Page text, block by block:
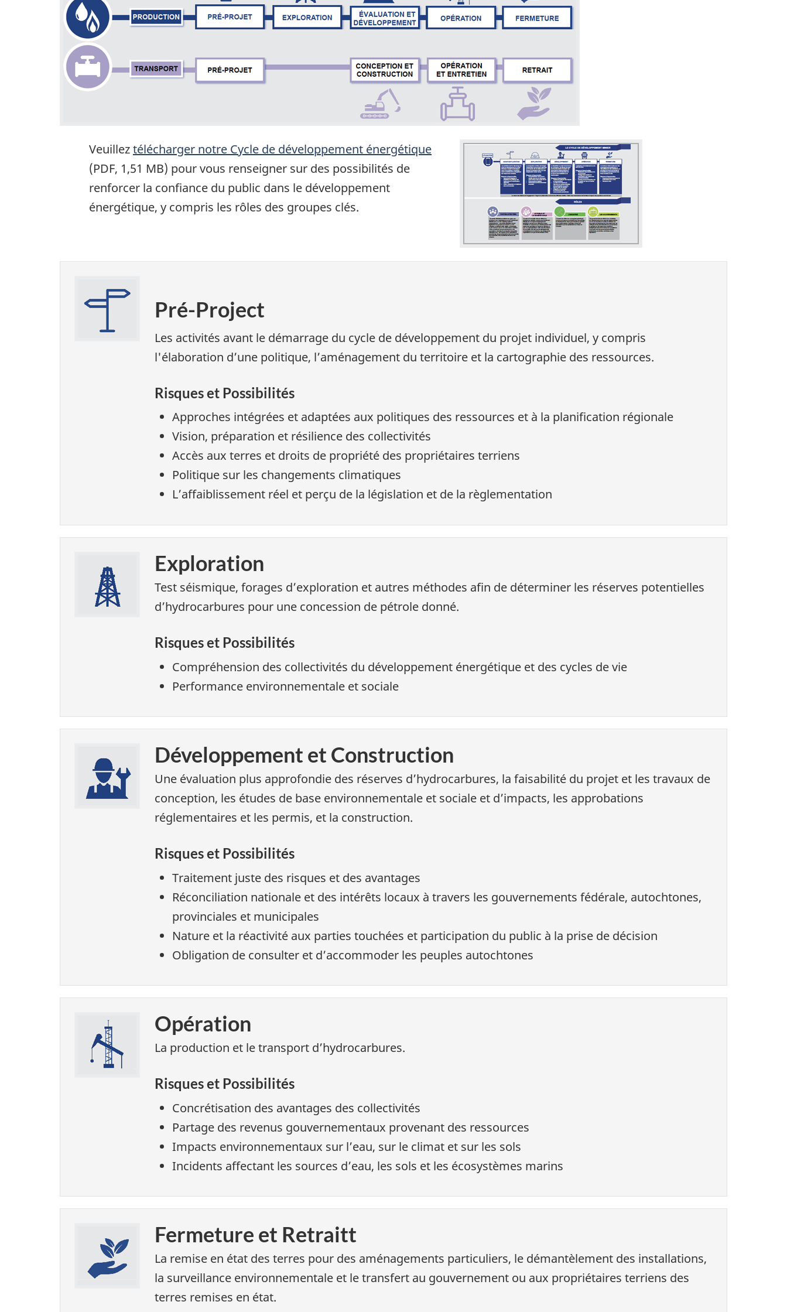
Veuilleztélécharger notre Cycle de développement énergétique
(PDF, 1,51 MB) pour vous renseigner sur des possibilités de
renforcer la confiance du public dans le développement
énergétique, y compris les rôles des groupes clés.
Pré-Project
Les activités avant le démarrage du cycle de développement du projet individuel, y compris
l'élaboration d’une politique, l’aménagement du territoire et la cartographie des ressources.
Risques et Possibilités
Approches intégrées et adaptées aux politiques des ressources et à la planification régionale
Vision, préparation et résilience des collectivités
Accès aux terres et droits de propriété des propriétaires terriens
Politique sur les changements climatiques
L’affaiblissement réel et perçu de la législation et de la règlementation
Exploration
Test séismique, forages d’exploration et autres méthodes afin de déterminer les réserves potentielles
d’hydrocarbures pour une concession de pétrole donné.
Risques et Possibilités
Compréhension des collectivités du développement énergétique et des cycles de vie
Performance environnementale et sociale
Développement et Construction
Une évaluation plus approfondie des réserves d’hydrocarbures, la faisabilité du projet et les travaux de
conception, les études de base environnementale et sociale et d’impacts, les approbations
réglementaires et les permis, et la construction.
Risques et Possibilités
Traitement juste des risques et des avantages
Réconciliation nationale et des intérêts locaux à travers les gouvernements fédérale, autochtones,
provinciales et municipales
Nature et la réactivité aux parties touchées et participation du public à la prise de décision
Obligation de consulter et d’accommoder les peuples autochtones
Opération
La production et le transport d’hydrocarbures.
Risques et Possibilités
Concrétisation des avantages des collectivités
Partage des revenus gouvernementaux provenant des ressources
Impacts environnementaux sur l’eau, sur le climat et sur les sols
Incidents affectant les sources d’eau, les sols et les écosystèmes marins
Fermeture et Retraitt
La remise en état des terres pour des aménagements particuliers, le démantèlement des installations,
la surveillance environnementale et le transfert au gouvernement ou aux propriétaires terriens des
terres remises en état.